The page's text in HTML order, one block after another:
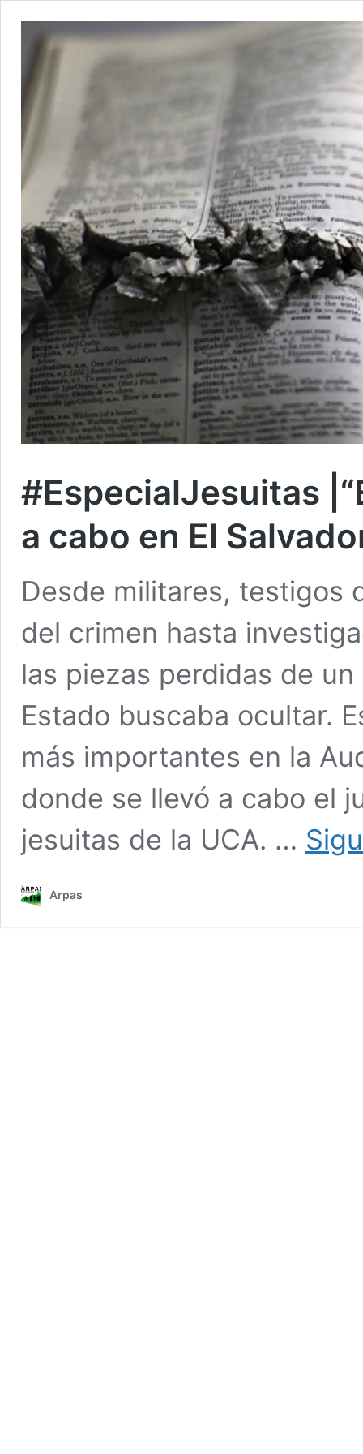
#EspecialJesuitas
a cabo en El
Desde militares, testigos
del crimen hasta
las piezas perdidas de
Estado buscaba ocultar.
más importantes en la
donde se llevó a cabo el
jesuitas de la UCA. …
Arpas